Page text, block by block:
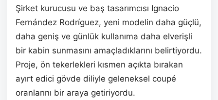
Şirket kurucusu ve baş tasarımcısı Ignacio
Fernández Rodríguez, yeni modelin daha güçlü,
daha geniş ve günlük kullanıma daha elverişli
bir kabin sunmasını amaçladıklarını belirtiyordu.
Proje, ön tekerlekleri kısmen açıkta bırakan
ayırt edici gövde diliyle geleneksel coupé
oranlarını bir araya getiriyordu.